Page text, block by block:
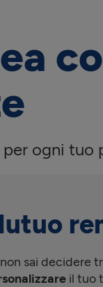
per ogni tuo
sai decidere
il tuo